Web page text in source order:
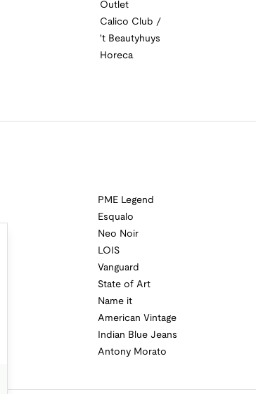
Outlet
Calico Club /
't Beautyhuys
Horeca
PME Legend
Esqualo
Neo Noir
LOIS
Vanguard
State of Art
Name it
American Vintage
Indian Blue Jeans
Antony Morato